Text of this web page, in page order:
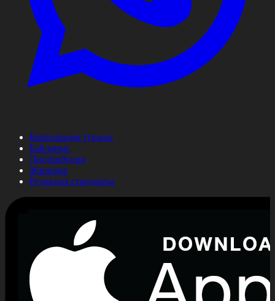
Корпорация туралы
Байланыс
Дистрибуция
Жарнама
Редакция стандарты